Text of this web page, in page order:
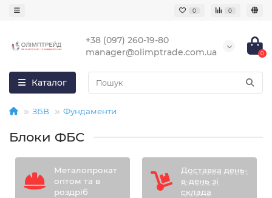
0 0
+38 (097) 260-19-80
manager@olimptrade.com.ua
0
Каталог
ЗБВ Фундаменти
Блоки ФБС
Металопрокат
оптом та в
роздріб
Доставка день-
в-день зі
склада